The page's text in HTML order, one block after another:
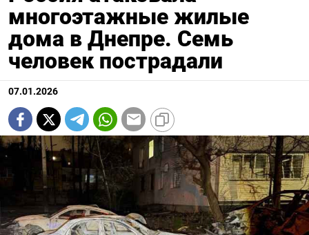
многоэтажные жилые
дома в Днепре. Семь
человек пострадали
07.01.2026